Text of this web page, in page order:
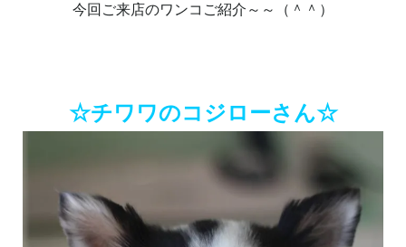
今回ご来店のワンコご紹介～～（＾＾）
☆チワワのコジローさん☆